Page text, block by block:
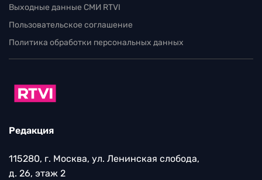
Выходные данные СМИ RTVI
Пользовательское соглашение
Политика обработки персональных данных
Редакция
115280, г. Москва, ул. Ленинская слобода,
д. 26, этаж 2